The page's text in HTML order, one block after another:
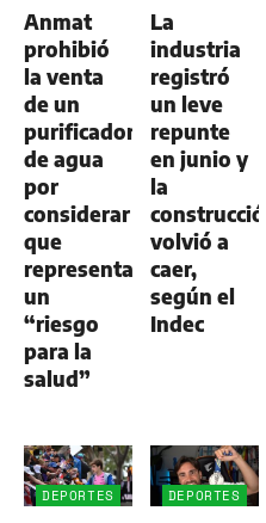
Anmat
prohibió
la venta
de un
purificador
de agua
por
considerar
que
representa
un
“riesgo
para la
salud”
La
industria
registró
un leve
repunte
en junio y
la
construcción
volvió a
caer,
según el
Indec
DEPORTES DEPORTES